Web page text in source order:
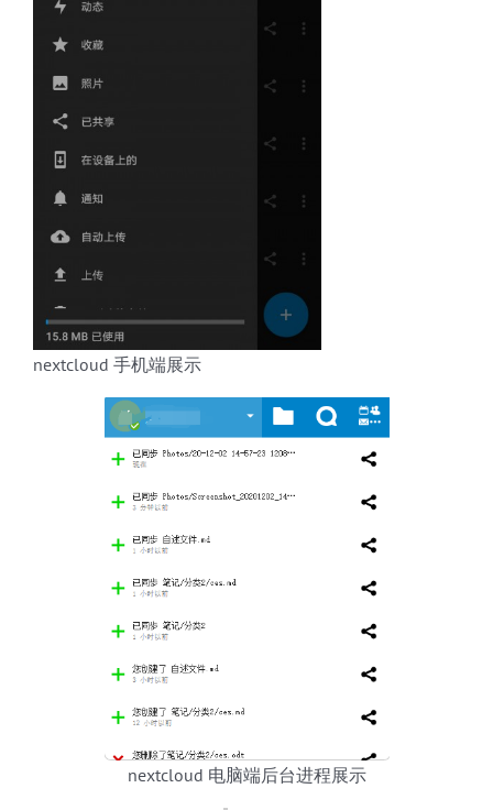
nextcloud 手机端展示
nextcloud 电脑端后台进程展示